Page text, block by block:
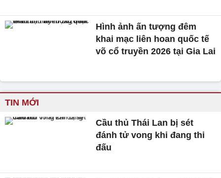
Hình ảnh ấn tượng đêm
khai mạc liên hoan quốc tế
võ cổ truyền 2026 tại Gia Lai
TIN MỚI
Cầu thủ Thái Lan bị sét
đánh tử vong khi đang thi
đấu